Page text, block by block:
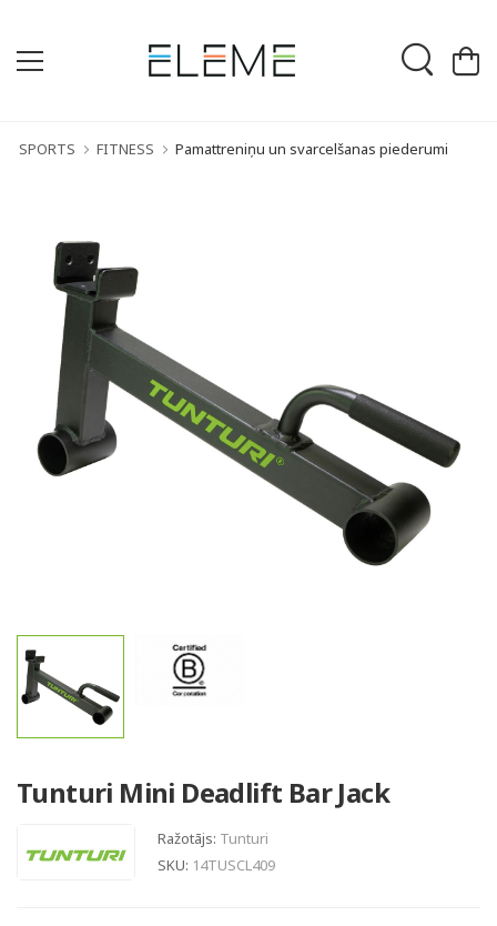
SPORTS FITNESS Pamattreniņu un svarcelšanas piederumi
Tunturi Mini Deadlift Bar Jack
Ražotājs: Tunturi
SKU: 14TUSCL409